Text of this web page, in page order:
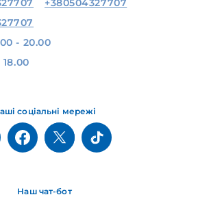
Наш чат-бот
соціальні мережі
+380504327707
- 20.00